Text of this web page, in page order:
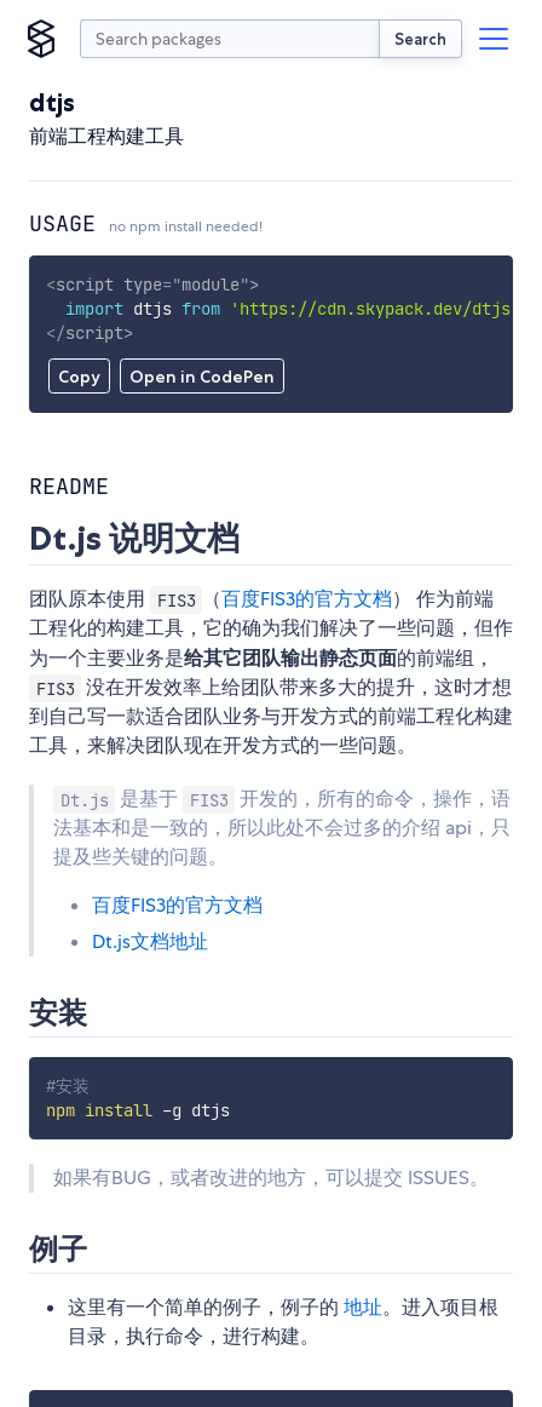
Search
dtjs
前端工程构建工具
USAGE no npm install needed!
Copy Open in CodePen
<script type="module">
import dtjs from 'https://cdn.skypack.dev/dtjs'
</script>
README
Dt.js 说明文档
团队原本使用 FIS3 （百度FIS3的官方文档） 作为前端
工程化的构建工具，它的确为我们解决了一些问题，但作
为一个主要业务是给其它团队输出静态页面的前端组，
FIS3 没在开发效率上给团队带来多大的提升，这时才想
到自己写一款适合团队业务与开发方式的前端工程化构建
工具，来解决团队现在开发方式的一些问题。
Dt.js 是基于 FIS3 开发的，所有的命令，操作，语
法基本和是一致的，所以此处不会过多的介绍 api，只
提及些关键的问题。
百度FIS3的官方文档
Dt.js文档地址
安装
#安装
npm install -g dtjs
如果有BUG，或者改进的地方，可以提交 ISSUES。
例子
这里有一个简单的例子，例子的 地址。进入项目根
目录，执行命令，进行构建。